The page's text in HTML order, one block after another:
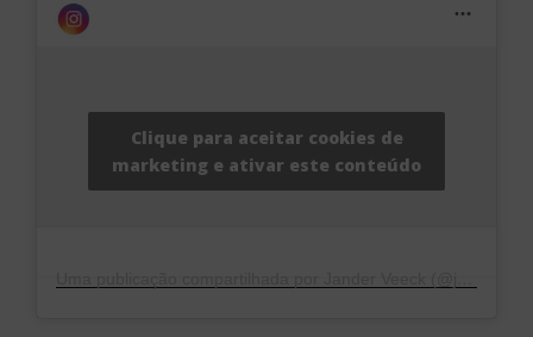
Clique para aceitar cookies de
marketing e ativar este conteúdo